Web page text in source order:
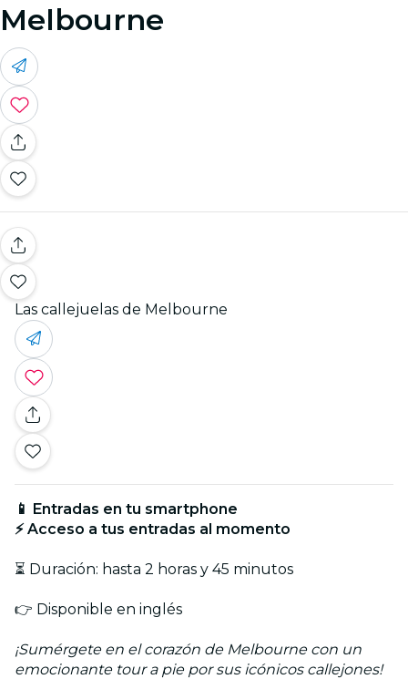
Melbourne
Las callejuelas de Melbourne
📱 Entradas en tu smartphone
⚡ Acceso a tus entradas al momento
⏳ Duración: hasta 2 horas y 45 minutos
👉 Disponible en inglés
¡Sumérgete en el corazón de Melbourne con un
emocionante tour a pie por sus icónicos callejones!